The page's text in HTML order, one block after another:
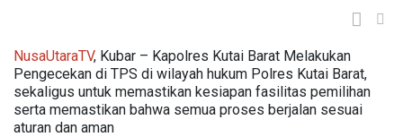
NusaUtaraTV, Kubar – Kapolres Kutai Barat Melakukan
Pengecekan di TPS di wilayah hukum Polres Kutai Barat,
sekaligus untuk memastikan kesiapan fasilitas pemilihan
serta memastikan bahwa semua proses berjalan sesuai
aturan dan aman